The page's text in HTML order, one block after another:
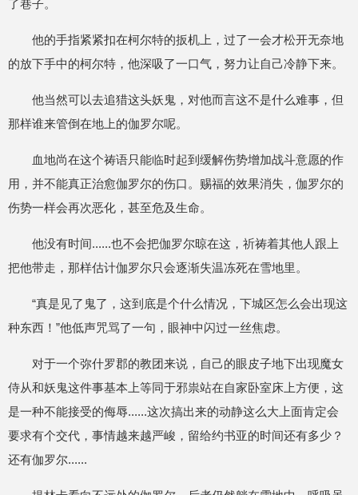
了巷子。
他的手指紧紧扣在柯尔特的扳机上，过了一会才松开无奈地
的放下手中的柯尔特，他深吸了一口气，努力让自己冷静下来。
他当然可以去追猎这头妖鬼，对他而言这不是什么难事，但
那样谁来管倒在地上的伽罗尔呢。
血地尚在这个祷语只能临时起到缓解伤势增加战斗意愿的作
用，并不能真正治愈伽罗尔的伤口。赐福的效果消失，伽罗尔的
伤势一样会再次恶化，甚至危及生命。
他没有时间......也不会把伽罗尔晾在这，祈祷着其他人跟上
把他带走，那样估计伽罗尔只会逐渐失温冻死在雪地里。
“真是见了鬼了，这到底是个什么情况，下城区怎么会出现这
种东西！”他低声咒骂了一句，眼神中闪过一丝焦虑。
对于一个弥什罗郡的教团来说，自己的眼皮子地下出现魔女
侍从和妖鬼这件事基本上等同于邪祟站在自家卧室床上方便，这
是一种不能接受的侮辱......这次搞出来的动静这么大上面肯定会
要求有个交代，事情越来越严峻，留给约书亚的时间还有多少？
还有伽罗尔......